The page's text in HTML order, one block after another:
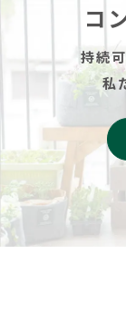
コ
持続
私